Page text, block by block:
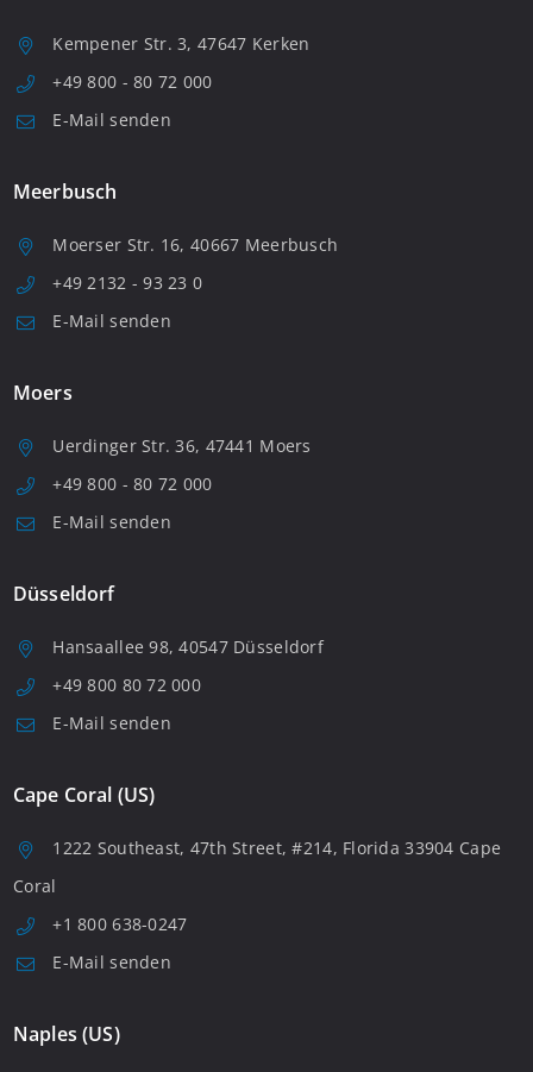
Kempener Str. 3, 47647 Kerken
+49 800 - 80 72 000
E-Mail senden
Meerbusch
Moerser Str. 16, 40667 Meerbusch
+49 2132 - 93 23 0
E-Mail senden
Moers
Uerdinger Str. 36, 47441 Moers
+49 800 - 80 72 000
E-Mail senden
Düsseldorf
Hansaallee 98, 40547 Düsseldorf
+49 800 80 72 000
E-Mail senden
Cape Coral (US)
1222 Southeast, 47th Street, #214, Florida 33904 Cape
Coral
+1 800 638-0247
E-Mail senden
Naples (US)